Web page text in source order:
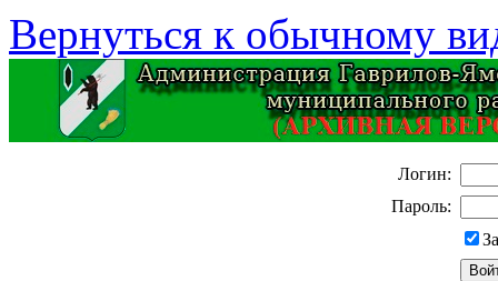
Вернуться к обычному
Логин:
Пароль: